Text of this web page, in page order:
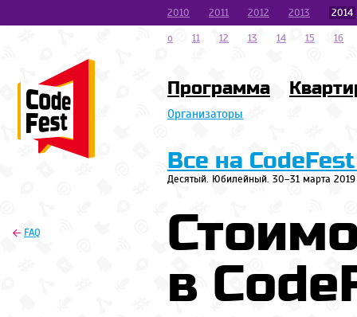
2010 2011 2012 2013
2014
o
11 12 13 14 15 16
Программа
Организаторы
Все на
Десятый. Юбилейный. 30–31 марта 2019
FAQ
в